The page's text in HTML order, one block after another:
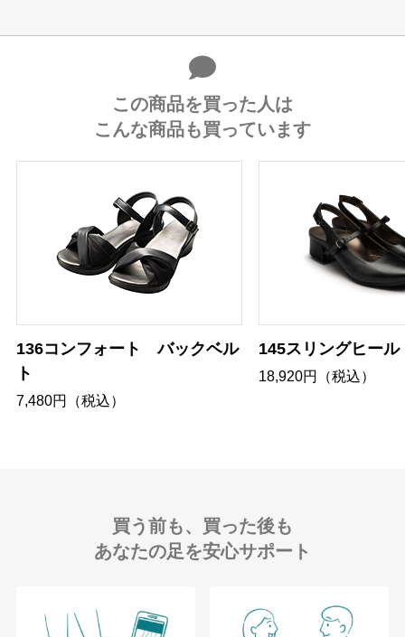
この商品を買った人は
こんな商品も買っています
136コンフォート バックベル
ト
7,480円（税込）
145スリングヒール
18,920円（税込）
買う前も、買った後も
あなたの足を安心サポート